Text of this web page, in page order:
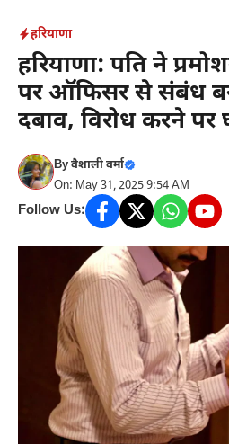
content
हरियाणा
हरियाणा: पति ने
पर ऑफिसर से संबंध
दबाव, विरोध करने पर
Byवैशाली वर्मा
On: May 31, 2025 9:54 AM
Follow Us: